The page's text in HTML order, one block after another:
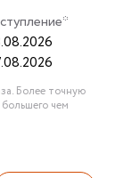
Более точную
чем